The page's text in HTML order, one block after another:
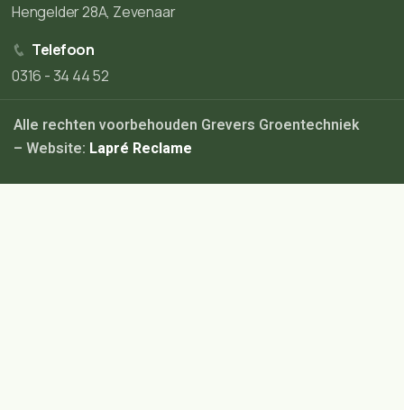
Hengelder 28A, Zevenaar
Telefoon
0316 - 34 44 52
Alle rechten voorbehouden Grevers Groentechniek
– Website: Lapré Reclame